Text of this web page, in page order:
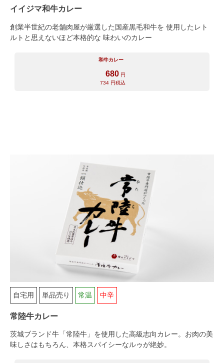
配送・送料 食べ方からから探す
しゃぶしゃぶ
イイジマ和牛カレー
創業半世紀の老舗肉屋が厳選した国産黒毛和牛を 使用したレト
ルトと思えないほど本格的な 味わいのカレー
和牛カレー
680 円
734 円税込
自宅用 単品売り 常温 中辛
常陸牛カレー
茨城ブランド牛「常陸牛」を使用した高級志向カレー。お肉の美
味しさはもちろん、本格スパイシーなルゥが絶妙。